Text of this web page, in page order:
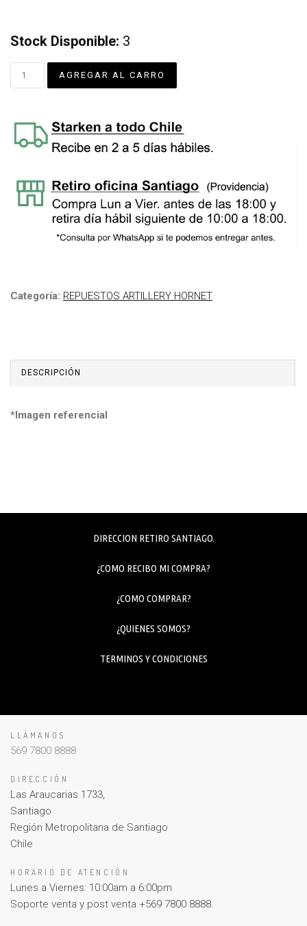
Stock Disponible: 3
Categoría: REPUESTOS ARTILLERY HORNET
DESCRIPCIÓN
*Imagen referencial
DIRECCION RETIRO SANTIAGO.
¿COMO RECIBO MI COMPRA?
¿COMO COMPRAR?
¿QUIENES SOMOS?
TERMINOS Y CONDICIONES
LLÁMANOS
569 7800 8888
DIRECCIÓN
Las Araucarias 1733,
Santiago
Región Metropolitana de Santiago
Chile
HORARIO DE ATENCIÓN
Lunes a Viernes: 10:00am a 6:00pm
Soporte venta y post venta +569 7800 8888.